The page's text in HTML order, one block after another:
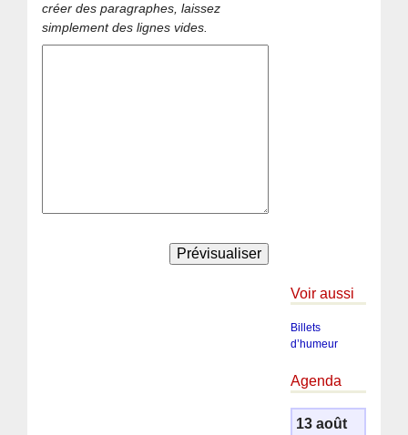
créer des paragraphes, laissez
simplement des lignes vides.
Voir aussi
Billets
d’humeur
Agenda
13 août